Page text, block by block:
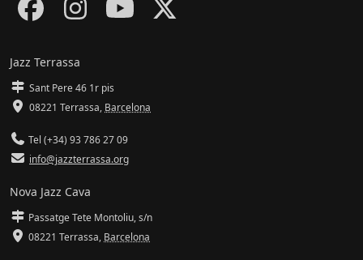
Jazz Terrassa
Sant Pere 46 1r pis
08221 Terrassa, Barcelona
Tel (+34) 93 786 27 09
info@jazzterrassa.org
Nova Jazz Cava
Passatge Tete Montoliu, s/n
08221 Terrassa, Barcelona